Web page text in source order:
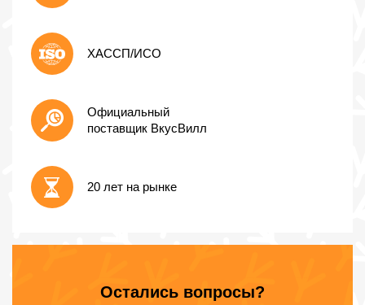
ХАССП/ИСО
Официальный
поставщик ВкусВилл
20 лет на рынке
Остались вопросы?